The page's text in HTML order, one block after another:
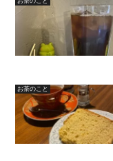
お茶のこと